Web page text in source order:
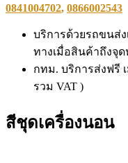
0841004702, 0866002543
บริการด้วยรถขนส่
ทางเมื่อสินค้าถึงจุ
กทม. บริการส่งฟรี
รวม VAT )
สีชุดเครื่องนอน